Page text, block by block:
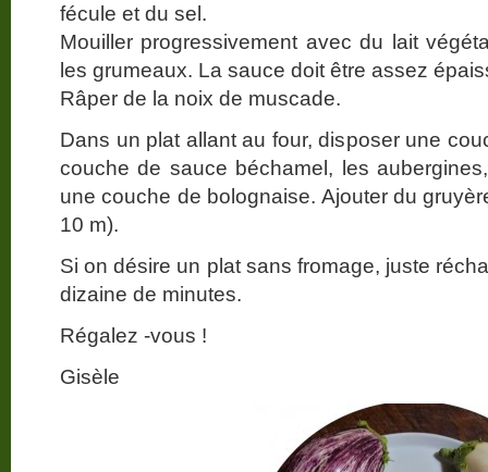
fécule et du sel.
Mouiller progressivement avec du lait
les grumeaux. La sauce doit être assez
Râper de la noix de muscade.
Dans un plat allant au four, disposer une
couche de sauce béchamel, les
une couche de bolognaise. Ajouter du
10 m).
Si on désire un plat sans fromage, juste
dizaine de minutes.
Régalez -vous !
Gisèle